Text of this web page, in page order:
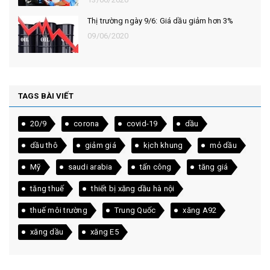
6: Giá dầu giảm hơn 3%
Thị trường ngày 22/
TAGS BÀI VIẾT
20/9 corona covid-19 dầu
dầu thô giảm giá kịch khung mỏ dầu
Mỹ saudi arabia tấn công tăng giá
tăng thuế thiết bị xăng dầu hà nội
thuế môi trường Trung Quốc xăng A92
xăng dầu xăng E5